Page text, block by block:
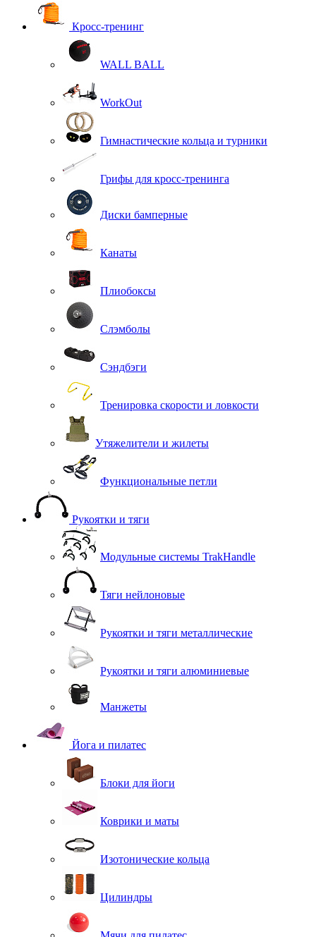
Кросс-тренинг
WALL BALL
WorkOut
Гимнастические кольца и турники
Грифы для кросс-тренинга
Диски бамперные
Канаты
Плиобоксы
Слэмболы
Сэндбэги
Тренировка скорости и ловкости
Утяжелители и жилеты
Функциональные петли
Рукоятки и тяги
Модульные системы TrakHandle
Тяги нейлоновые
Рукоятки и тяги металлические
Рукоятки и тяги алюминиевые
Манжеты
Йога и пилатес
Блоки для йоги
Коврики и маты
Изотонические кольца
Цилиндры